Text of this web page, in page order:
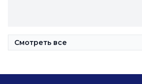
Смотреть все